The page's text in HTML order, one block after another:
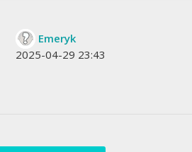
Emeryk
2025-04-29 23:43